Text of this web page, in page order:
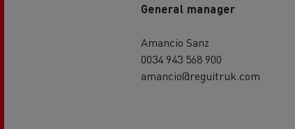
General manager
Amancio Sanz
0034 943 568 900
amancio@reguitruk.com